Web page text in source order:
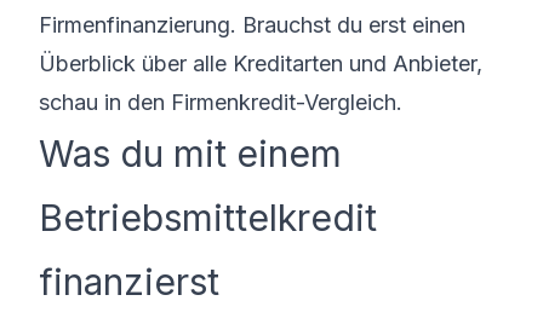
Firmenfinanzierung. Brauchst du erst einen
Überblick über alle Kreditarten und Anbieter,
schau in den Firmenkredit-Vergleich.
Was du mit einem
Betriebsmittelkredit
finanzierst